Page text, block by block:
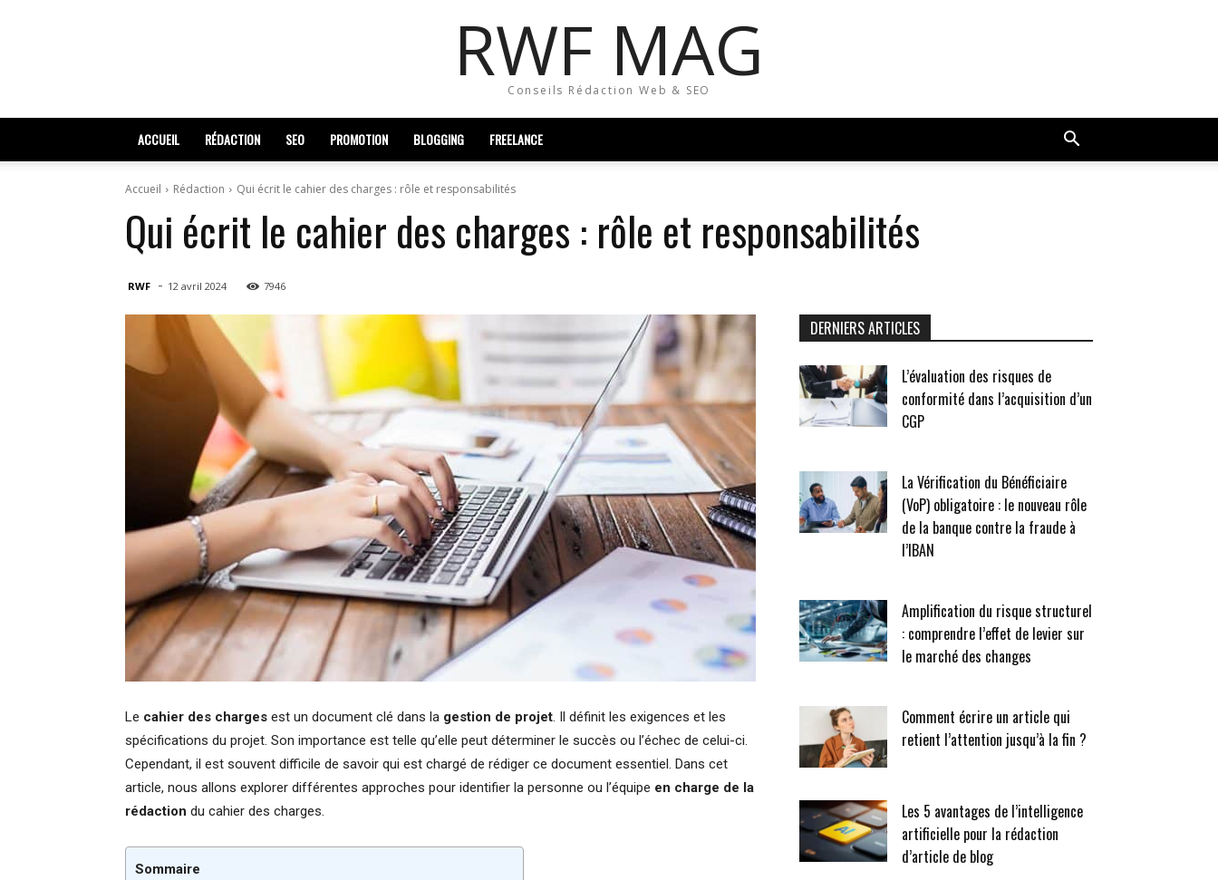
RWF MAG
Conseils Rédaction Web & SEO
ACCUEIL RÉDACTION SEO PROMOTION BLOGGING FREELANCE
Accueil Rédaction Qui écrit le cahier des charges : rôle et responsabilités
Qui écrit le cahier des charges : rôle et responsabilités
RWF - 12 avril 2024 7946
Le cahier des charges est un document clé dans la gestion de projet. Il définit les exigences et les
spécifications du projet. Son importance est telle qu’elle peut déterminer le succès ou l’échec de celui-ci.
Cependant, il est souvent difficile de savoir qui est chargé de rédiger ce document essentiel. Dans cet
article, nous allons explorer différentes approches pour identifier la personne ou l’équipe en charge de la
rédaction du cahier des charges.
Sommaire
DERNIERS ARTICLES
L’évaluation des risques de
conformité dans l’acquisition d’un
CGP
La Vérification du Bénéficiaire
(VoP) obligatoire : le nouveau rôle
de la banque contre la fraude à
l’IBAN
Amplification du risque structurel
: comprendre l’effet de levier sur
le marché des changes
Comment écrire un article qui
retient l’attention jusqu’à la fin ?
Les 5 avantages de l’intelligence
artificielle pour la rédaction
d’article de blog